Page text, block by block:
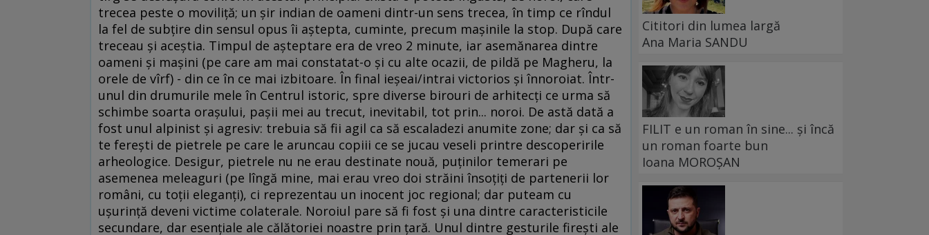
trecea peste o moviliţă; un şir indian de oameni dintr-un sens trecea, în timp ce rîndul
la fel de subţire din sensul opus îi aştepta, cuminte, precum maşinile la stop. După care
treceau şi aceştia. Timpul de aşteptare era de vreo 2 minute, iar asemănarea dintre
oameni şi maşini (pe care am mai constatat-o şi cu alte ocazii, de pildă pe Magheru, la
orele de vîrf) - din ce în ce mai izbitoare. În final ieşeai/intrai victorios şi înnoroiat. Într-
unul din drumurile mele în Centrul istoric, spre diverse birouri de arhitecţi ce urma să
schimbe soarta oraşului, paşii mei au trecut, inevitabil, tot prin... noroi. De astă dată a
fost unul alpinist şi agresiv: trebuia să fii agil ca să escaladezi anumite zone; dar şi ca să
te fereşti de pietrele pe care le aruncau copiii ce se jucau veseli printre descoperirile
arheologice. Desigur, pietrele nu ne erau destinate nouă, puţinilor temerari pe
asemenea meleaguri (pe lîngă mine, mai erau vreo doi străini însoţiţi de partenerii lor
români, cu toţii eleganţi), ci reprezentau un inocent joc regional; dar puteam cu
uşurinţă deveni victime colaterale. Noroiul pare să fi fost şi una dintre caracteristicile
secundare, dar esenţiale ale călătoriei noastre prin ţară. Unul dintre gesturile fireşti ale
Cititori din lumea largă
Ana Maria SANDU
FILIT e un roman în sine... și încă
un roman foarte bun
Ioana MOROȘAN